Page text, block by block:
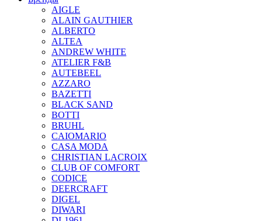
AIGLE
ALAIN GAUTHIER
ALBERTO
ALTEA
ANDREW WHITE
ATELIER F&B
AUTEBEEL
AZZARO
BAZETTI
BLACK SAND
BOTTI
BRUHL
CAIOMARIO
CASA MODA
CHRISTIAN LACROIX
CLUB OF COMFORT
CODICE
DEERCRAFT
DIGEL
DIWARI